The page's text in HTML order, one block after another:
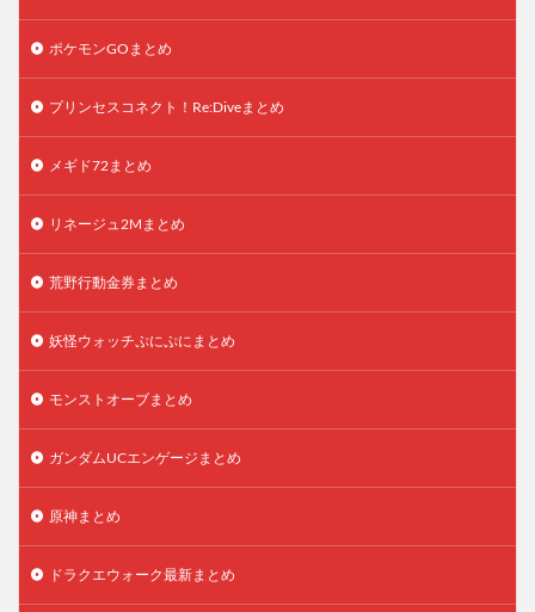
ポケモンGOまとめ
プリンセスコネクト！Re:Diveまとめ
メギド72まとめ
リネージュ2Mまとめ
荒野行動金券まとめ
妖怪ウォッチぷにぷにまとめ
モンストオーブまとめ
ガンダムUCエンゲージまとめ
原神まとめ
ドラクエウォーク最新まとめ